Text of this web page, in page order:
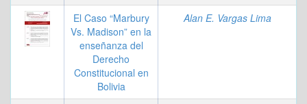
El Caso “Marbury
Vs. Madison” en la
enseñanza del
Derecho
Constitucional en
Bolivia
Alan E. Vargas Lima